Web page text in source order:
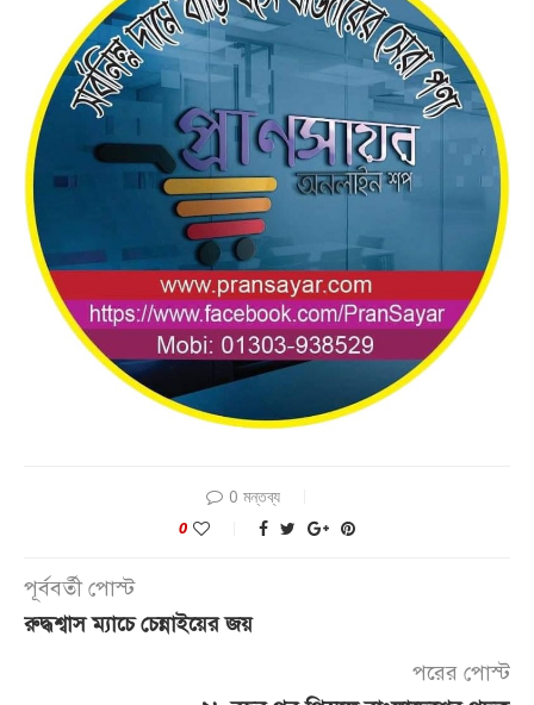
0 মন্তব্য
0
পূর্ববর্তী পোস্ট
রুদ্ধশ্বাস ম্যাচে চেন্নাইয়ের জয়
পরের পোস্ট